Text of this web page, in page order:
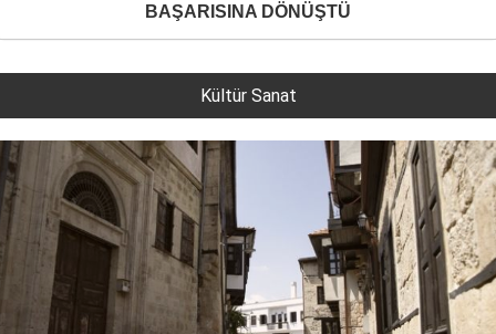
BAŞARISINA DÖNÜŞTÜ
Kültür Sanat